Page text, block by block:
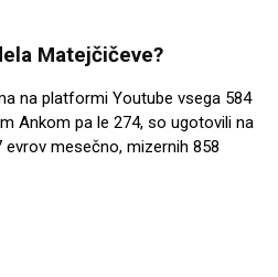
Matejčičeve?
na platformi Youtube vsega 584
Ankom pa le 274, so ugotovili na
mesečno, mizernih 858